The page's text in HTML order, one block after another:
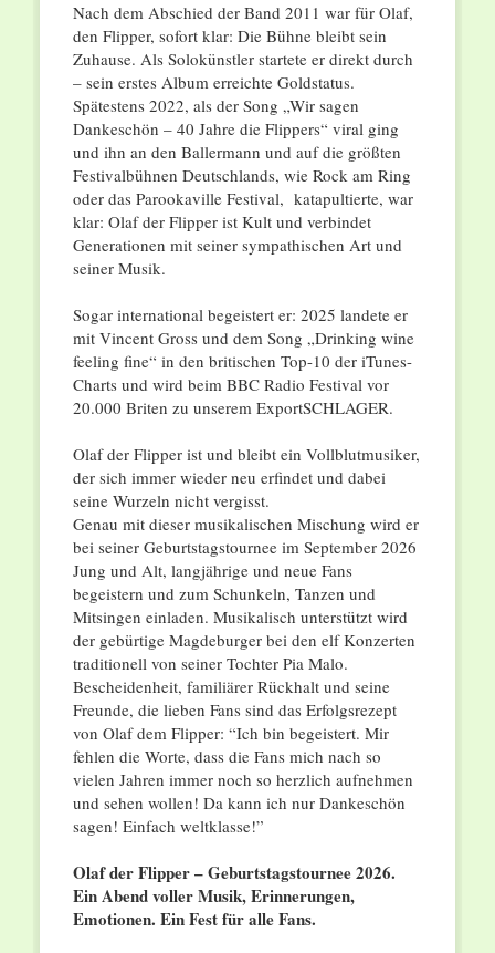
Nach dem Abschied der Band 2011 war für Olaf,
den Flipper, sofort klar: Die Bühne bleibt sein
Zuhause. Als Solokünstler startete er direkt durch
– sein erstes Album erreichte Goldstatus.
Spätestens 2022, als der Song „Wir sagen
Dankeschön – 40 Jahre die Flippers“ viral ging
und ihn an den Ballermann und auf die größten
Festivalbühnen Deutschlands, wie Rock am Ring
oder das Parookaville Festival, katapultierte, war
klar: Olaf der Flipper ist Kult und verbindet
Generationen mit seiner sympathischen Art und
seiner Musik.
Sogar international begeistert er: 2025 landete er
mit Vincent Gross und dem Song „Drinking wine
feeling fine“ in den britischen Top-10 der iTunes-
Charts und wird beim BBC Radio Festival vor
20.000 Briten zu unserem ExportSCHLAGER.
Olaf der Flipper ist und bleibt ein Vollblutmusiker,
der sich immer wieder neu erfindet und dabei
seine Wurzeln nicht vergisst.
Genau mit dieser musikalischen Mischung wird er
bei seiner Geburtstagstournee im September 2026
Jung und Alt, langjährige und neue Fans
begeistern und zum Schunkeln, Tanzen und
Mitsingen einladen. Musikalisch unterstützt wird
der gebürtige Magdeburger bei den elf Konzerten
traditionell von seiner Tochter Pia Malo.
Bescheidenheit, familiärer Rückhalt und seine
Freunde, die lieben Fans sind das Erfolgsrezept
von Olaf dem Flipper: “Ich bin begeistert. Mir
fehlen die Worte, dass die Fans mich nach so
vielen Jahren immer noch so herzlich aufnehmen
und sehen wollen! Da kann ich nur Dankeschön
sagen! Einfach weltklasse!”
Olaf der Flipper – Geburtstagstournee 2026.
Ein Abend voller Musik, Erinnerungen,
Emotionen. Ein Fest für alle Fans.